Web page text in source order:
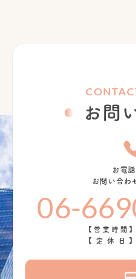
お問
お電
お問い合わ
06-
【営業時間】
【定休日】